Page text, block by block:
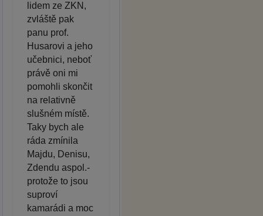
lidem ze ZKN,
zvláště pak
panu prof.
Husarovi a jeho
učebnici, neboť
právě oni mi
pomohli skončit
na relativně
slušném místě.
Taky bych ale
ráda zmínila
Majdu, Denisu,
Zdendu aspol.-
protože to jsou
suproví
kamarádi a moc